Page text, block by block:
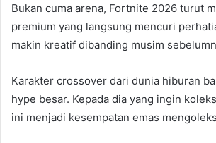
Bukan cuma arena, Fortnite 2026 turut
premium yang langsung mencuri
makin kreatif dibanding musim
Karakter crossover dari dunia hiburan
hype besar. Kepada dia yang ingin
ini menjadi kesempatan emas